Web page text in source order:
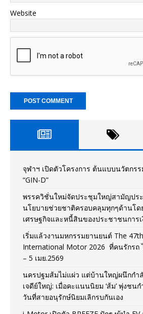
Website
จุฬาฯ เปิดตัวโครงการ ต้นแบบนวัตกร
“GIN-D”
พรรควิชั่นใหม่จัดประชุมใหญ่สามัญปร
นโยบายช่วยชาติครอบคลุมทุกๆด้านโ
เศรษฐกิจและหนี้สินของประชาชนการเ
เริ่มแล้วงานมหกรรมยานยนต์ The
International Motor 2026 ที่คนรักรถ
– 5 เมย.2569
นครปฐมส้มไม่แผ่ว แต่บ้านใหญ่ผนึกกำ
เจดีย์ใหญ่: เมื่อคะแนนนิยม ‘ส้ม’ พุ่งชนก
วันที่สายอนุรักษ์นิยมเลิกรบกันเอง